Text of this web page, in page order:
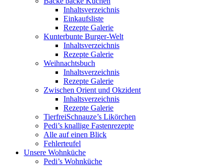
Inhaltsverzeichnis
Einkaufsliste
Rezepte Galerie
Kunterbunte Burger-Welt
Inhaltsverzeichnis
Rezepte Galerie
Weihnachtsbuch
Inhaltsverzeichnis
Rezepte Galerie
Zwischen Orient und Okzident
Inhaltsverzeichnis
Rezepte Galerie
TierfreiSchnauze’s Likörchen
Pedi’s knallige Fastenrezepte
Alle auf einen Blick
Fehlerteufel
Unsere Wohnküche
Pedi’s Wohnküche